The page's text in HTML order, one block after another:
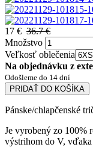
17 € 36.7 €
Množstvo
Veľkosť oblečenia
Na objednávku z
Odošleme do 14 dní
PRIDAŤ DO KOŠÍKA
Pánske/chlapčenské
Je vyrobený zo 100%
výstrihom do V,